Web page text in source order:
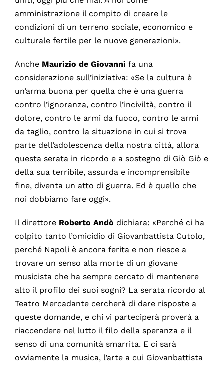
amministrazione il compito di creare le
condizioni di un terreno sociale, economico e
culturale fertile per le nuove generazioni».
Anche Maurizio de Giovanni fa una
considerazione sull’iniziativa: «Se la cultura è
un’arma buona per quella che è una guerra
contro l’ignoranza, contro l’inciviltà, contro il
dolore, contro le armi da fuoco, contro le armi
da taglio, contro la situazione in cui si trova
parte dell’adolescenza della nostra città, allora
questa serata in ricordo e a sostegno di Giò Giò e
della sua terribile, assurda e incomprensibile
fine, diventa un atto di guerra. Ed è quello che
noi dobbiamo fare oggi».
Il direttore Roberto Andò dichiara: «Perché ci ha
colpito tanto l’omicidio di Giovanbattista Cutolo,
perché Napoli è ancora ferita e non riesce a
trovare un senso alla morte di un giovane
musicista che ha sempre cercato di mantenere
alto il profilo dei suoi sogni? La serata ricordo al
Teatro Mercadante cercherà di dare risposte a
queste domande, e chi vi parteciperà proverà a
riaccendere nel lutto il filo della speranza e il
senso di una comunità smarrita. E ci sarà
ovviamente la musica, l’arte a cui Giovanbattista